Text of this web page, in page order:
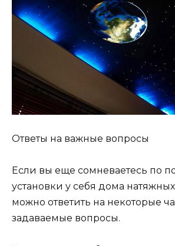
Ответы на важные вопросы
Если вы еще сомневаетесь по
установки у себя дома натяжных
можно ответить на некоторые
задаваемые вопросы.